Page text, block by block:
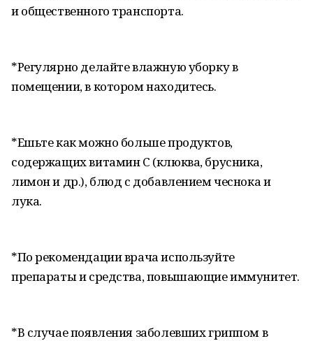
и общественного транспорта.
*Регулярно делайте влажную уборку в
помещении, в котором находитесь.
*Ешьте как можно больше продуктов,
содержащих витамин С (клюква, брусника,
лимон и др.), блюд с добавлением чеснока и
лука.
*По рекомендации врача используйте
препараты и средства, повышающие иммунитет.
*В случае появления заболевших гриппом в